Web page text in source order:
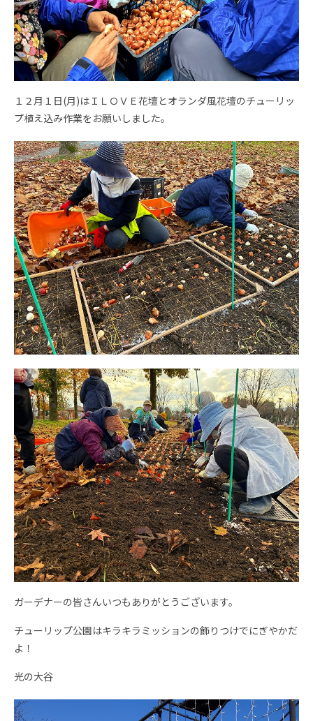
１２月１日(月)はＩＬＯＶＥ花壇とオランダ風花壇のチューリッ
プ植え込み作業をお願いしました。
ガーデナーの皆さんいつもありがとうございます。
チューリップ公園はキラキラミッションの飾りつけでにぎやかだ
よ！
光の大谷